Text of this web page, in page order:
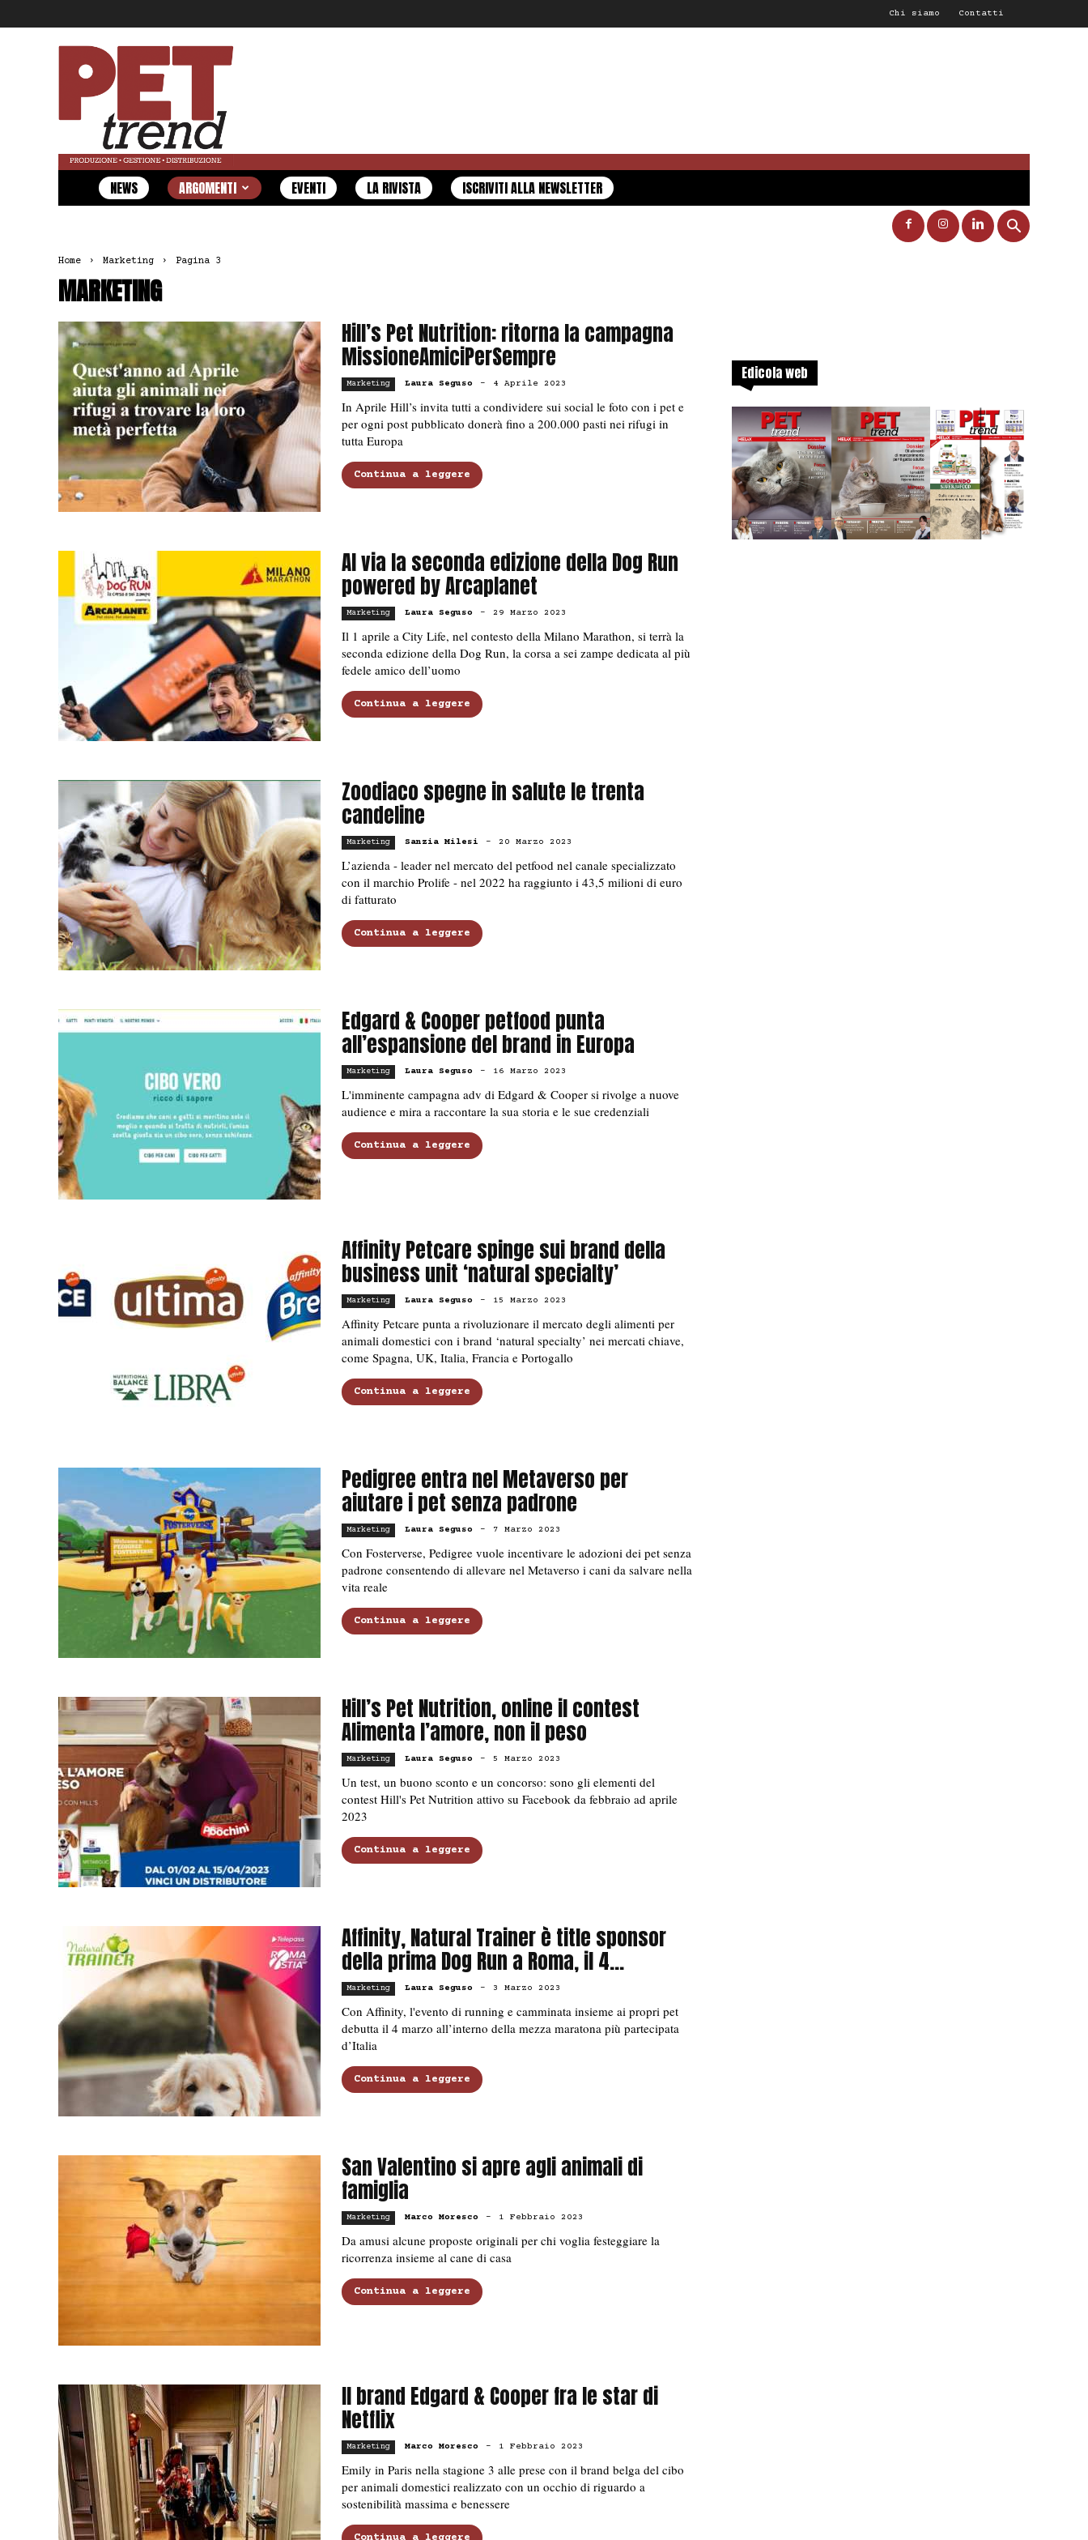
Chi siamo Contatti
Pet
Trend
NEWS ARGOMENTI EVENTI LA RIVISTA ISCRIVITI ALLA NEWSLETTER
Home Marketing Pagina 3
MARKETING
Hill’s Pet Nutrition: ritorna la campagna
MissioneAmiciPerSempre
Marketing Laura Seguso - 4 Aprile 2023
In Aprile Hill’s invita tutti a condividere sui social le foto con i pet e
per ogni post pubblicato donerà fino a 200.000 pasti nei rifugi in
tutta Europa
Continua a leggere
Al via la seconda edizione della Dog Run
powered by Arcaplanet
Marketing Laura Seguso - 29 Marzo 2023
Il 1 aprile a City Life, nel contesto della Milano Marathon, si terrà la
seconda edizione della Dog Run, la corsa a sei zampe dedicata al più
fedele amico dell’uomo
Continua a leggere
Zoodiaco spegne in salute le trenta
candeline
Marketing Sanzia Milesi - 20 Marzo 2023
L’azienda - leader nel mercato del petfood nel canale specializzato
con il marchio Prolife - nel 2022 ha raggiunto i 43,5 milioni di euro
di fatturato
Continua a leggere
Edgard & Cooper petfood punta
all’espansione del brand in Europa
Marketing Laura Seguso - 16 Marzo 2023
L'imminente campagna adv di Edgard & Cooper si rivolge a nuove
audience e mira a raccontare la sua storia e le sue credenziali
Continua a leggere
Affinity Petcare spinge sui brand della
business unit ‘natural specialty’
Marketing Laura Seguso - 15 Marzo 2023
Affinity Petcare punta a rivoluzionare il mercato degli alimenti per
animali domestici con i brand ‘natural specialty’ nei mercati chiave,
come Spagna, UK, Italia, Francia e Portogallo
Continua a leggere
Pedigree entra nel Metaverso per
aiutare i pet senza padrone
Marketing Laura Seguso - 7 Marzo 2023
Con Fosterverse, Pedigree vuole incentivare le adozioni dei pet senza
padrone consentendo di allevare nel Metaverso i cani da salvare nella
vita reale
Continua a leggere
Hill’s Pet Nutrition, online il contest
Alimenta l’amore, non il peso
Marketing Laura Seguso - 5 Marzo 2023
Un test, un buono sconto e un concorso: sono gli elementi del
contest Hill's Pet Nutrition attivo su Facebook da febbraio ad aprile
2023
Continua a leggere
Affinity, Natural Trainer è title sponsor
della prima Dog Run a Roma, il 4...
Marketing Laura Seguso - 3 Marzo 2023
Con Affinity, l'evento di running e camminata insieme ai propri pet
debutta il 4 marzo all’interno della mezza maratona più partecipata
d’Italia
Continua a leggere
San Valentino si apre agli animali di
famiglia
Marketing Marco Moresco - 1 Febbraio 2023
Da amusi alcune proposte originali per chi voglia festeggiare la
ricorrenza insieme al cane di casa
Continua a leggere
Il brand Edgard & Cooper fra le star di
Netflix
Marketing Marco Moresco - 1 Febbraio 2023
Emily in Paris nella stagione 3 alle prese con il brand belga del cibo
per animali domestici realizzato con un occhio di riguardo a
sostenibilità massima e benessere
Continua a leggere
Edicola web